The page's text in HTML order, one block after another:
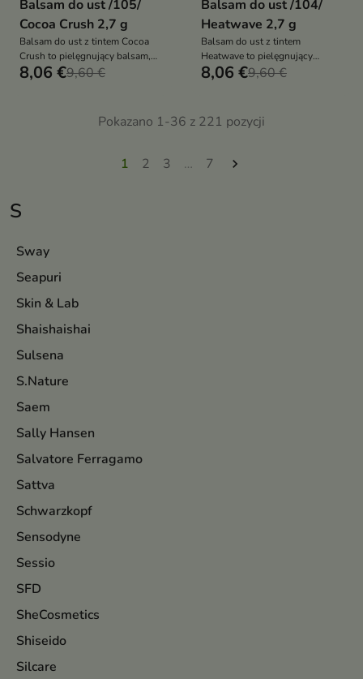
S
Sway
Seapuri
Skin & Lab
Shaishaishai
Sulsena
S.Nature
Saem
Sally Hansen
Salvatore Ferragamo
Sattva
Schwarzkopf
Sensodyne
Sessio
SFD
SheCosmetics
Shiseido
Silcare
Balsam do ust /105/
Cocoa Crush 2,7 g
Balsam do ust z tintem Cocoa
Crush to pielęgnujący balsam,
który nadaje ustom subtelny,
wykończenie. Łączy naturalny
efekt makijażu z intensywną
8,06 €9,60 €
Balsam do ust /104/
Heatwave 2,7 g
Balsam do ust z tintem
Heatwave to pielęgnujący
balsam, który nadaje ustom
wykończenie. Łączy efekt
makijażu z intensywną
8,06 €9,60 €
Pokazano 1-36 z 221 pozycji
1 2 3 … 7 